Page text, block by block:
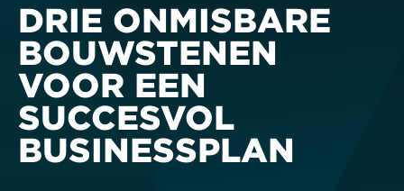
DRIE ONMISBARE
BOUWSTENEN
VOOR EEN
SUCCESVOL
BUSINESSPLAN